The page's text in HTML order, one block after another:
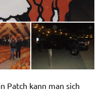
Patch kann man sich